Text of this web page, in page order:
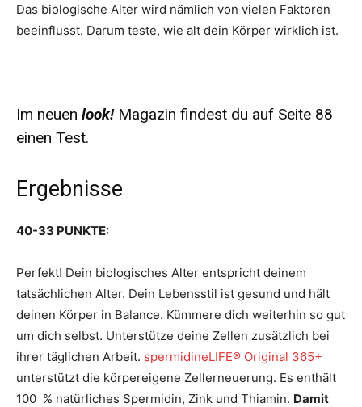
Das biologische Alter wird nämlich von vielen Faktoren
beeinflusst. Darum teste, wie alt dein Körper wirklich ist.
Im neuen look!Magazin findest du auf Seite 88
einen Test.
Ergebnisse
40-33 PUNKTE:
Perfekt! Dein biologisches Alter entspricht deinem
tatsächlichen Alter. Dein Lebensstil ist gesund und hält
deinen Körper in Balance. Kümmere dich weiterhin so gut
um dich selbst. Unterstütze deine Zellen zusätzlich bei
ihrer täglichen Arbeit. spermidineLIFE® Original 365+
unterstützt die körpereigene Zellerneuerung. Es enthält
100 % natürliches Spermidin, Zink und Thiamin. Damit